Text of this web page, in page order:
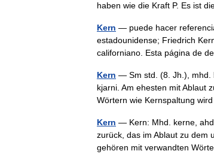
haben wie die Kraft P. Es ist
Kern — puede hacer
estadounidense; Friedrich
californiano. Esta página de
Kern — Sm std. (8. Jh.), mhd.
kjarni. Am ehesten mit Ablaut
Wörtern wie Kernspaltung
Kern — Kern: Mhd. kerne,
zurück, das im Ablaut zu dem
gehören mit verwandten